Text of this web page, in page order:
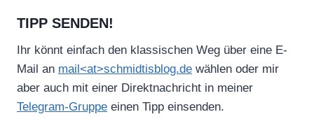
TIPP SENDEN!
Ihr könnt einfach den klassischen Weg über eine E-
Mail an mail<at>schmidtisblog.de wählen oder mir
aber auch mit einer Direktnachricht in meiner
Telegram-Gruppe einen Tipp einsenden.